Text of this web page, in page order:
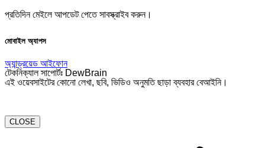
প্রতিদিন মেইলে আপডেট পেতে সাবস্ক্রাইব করুন।
মোবাইল অ্যাপস
অ্যান্ড্রয়েড আইফোন
টেকনিক্যাল সাপোর্টঃ DewBrain
এই ওয়েবসাইটের কোনো লেখা, ছবি, ভিডিও অনুমতি ছাড়া ব্যবহার বেআইনি।
CLOSE